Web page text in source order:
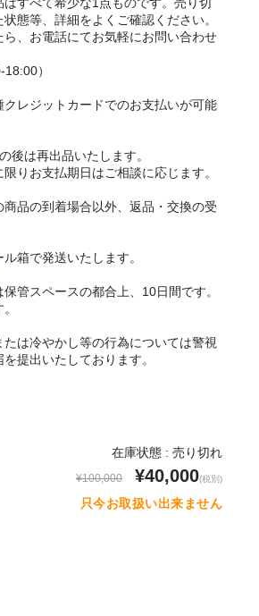
態等、詳細をよくご確認ください。
、お電話にてお気軽にお問い合わせ
）
レジットカードでのお支払いが可能
後は再出品いたします。
りお支払期日はご相談に応じます。
品の到着場合以外、返品・交換の受
箱で発送いたします。
管スペースの都合上、10日間です。
は冷やかし等の行為については警視
提出いたしております。
在庫状態 : 売り切れ
¥100,000 ¥40,000(税別)
只今お取扱い出来ません